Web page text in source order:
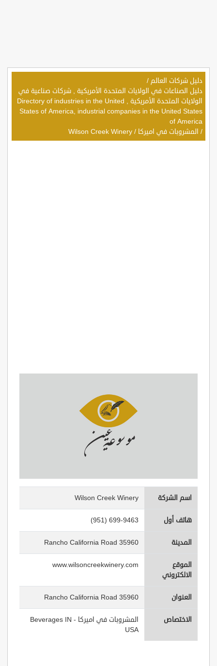
دليل شركات العالم /
دليل الصناعات في الولايات المتحدة الأمريكية , شركات صناعية في
الولايات المتحدة الأمريكية , Directory of industries in the United
States of America, industrial companies in the United States
of America
/ المشروبات في اميركا /
Wilson Creek Winery
اسم الشركة Wilson Creek Winery
هاتف أول (951) 699-9463
المدينة 35960 Rancho California Road
الموقع
الالكتروني
www.wilsoncreekwinery.com
العنوان 35960 Rancho California Road
الاختصاص
المشروبات في اميركا - Beverages IN
USA